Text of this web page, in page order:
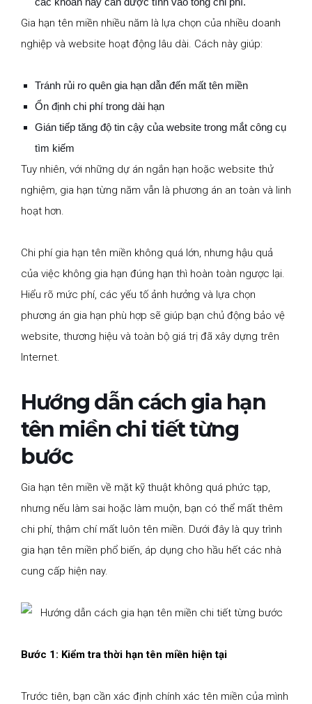
Gia hạn tên miền nhiều năm là lựa chọn của nhiều doanh
nghiệp và website hoạt động lâu dài. Cách này giúp:
Tránh rủi ro quên gia hạn dẫn đến mất tên miền
Ổn định chi phí trong dài hạn
Gián tiếp tăng độ tin cậy của website trong mắt công cụ
tìm kiếm
Tuy nhiên, với những dự án ngắn hạn hoặc website thử
nghiệm, gia hạn từng năm vẫn là phương án an toàn và linh
hoạt hơn.
Chi phí gia hạn tên miền không quá lớn, nhưng hậu quả
của việc không gia hạn đúng hạn thì hoàn toàn ngược lại.
Hiểu rõ mức phí, các yếu tố ảnh hưởng và lựa chọn
phương án gia hạn phù hợp sẽ giúp bạn chủ động bảo vệ
website, thương hiệu và toàn bộ giá trị đã xây dựng trên
Internet.
Hướng dẫn cách gia hạn
tên miền chi tiết từng
bước
Gia hạn tên miền về mặt kỹ thuật không quá phức tạp,
nhưng nếu làm sai hoặc làm muộn, bạn có thể mất thêm
chi phí, thậm chí mất luôn tên miền. Dưới đây là quy trình
gia hạn tên miền phổ biến, áp dụng cho hầu hết các nhà
cung cấp hiện nay.
Bước 1: Kiểm tra thời hạn tên miền hiện tại
Trước tiên, bạn cần xác định chính xác tên miền của mình